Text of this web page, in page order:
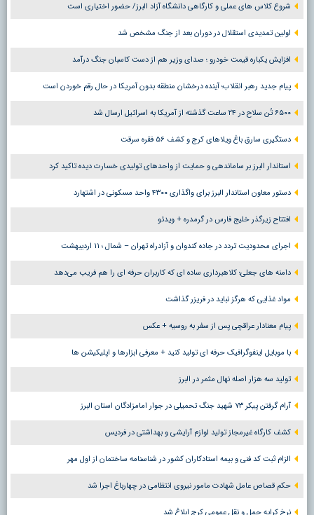
شروع کلاس های عملی و کارگاهی دانشگاه آزاد البرز/ حضور اختیاری است
اولین تمدیدی استقلال در دوران بعد از جنگ مشخص شد
افزایش یکباره قیمت خودرو ؛ صدای وزیر هم از دست کاسبان جنگ درآمد
پیام جدید رهبر انقلاب؛ آینده درخشان منطقه بدون آمریکا در حال رقم خوردن است
۶۵۰۰ تُن سلاح در ۲۴ ساعت گذشته از آمریکا به اسرائیل ارسال شد
دستگیری سارق باغ ویلاهای کرج و کشف ۵۶ فقره سرقت
استاندار البرز بر ساماندهی و حمایت از واحدهای تولیدی خسارت دیده تاکید کرد
دستور معاون استاندار البرز برای واگذاری ۴۳۰۰ واحد مسکونی در اشتهارد
افتتاح زیرگذر خلیج فارس در گرمدره + ویدئو
اجرای محدودیت تردد در جاده کندوان و آزادراه تهران – شمال ؛ ١١ اردیبهشت
دامنه های جعلی؛ کلاهبرداری ساده ای که کاربران حرفه ای را هم فریب می‌دهد
مواد غذایی که هرگز نباید در فریزر گذاشت
پیام معنادار عراقچی پس از سفر به روسیه + عکس
با موبایل اینفوگرافیک حرفه ای تولید کنید + معرفی ابزارها و اپلیکیشن ها
تولید سه هزار اصله نهال مثمر در البرز
آرام گرفتن پیکر ۷۳ شهید جنگ تحمیلی در جوار امامزادگان استان البرز
کشف کارگاه غیرمجاز تولید لوازم آرایشی و بهداشتی در فردیس
الزام ثبت کد فنی و بیمه استادکاران کشور در شناسنامه ساختمان از اول مهر
حکم قصاص عامل شهادت مامور نیروی انتظامی در چهارباغ اجرا شد